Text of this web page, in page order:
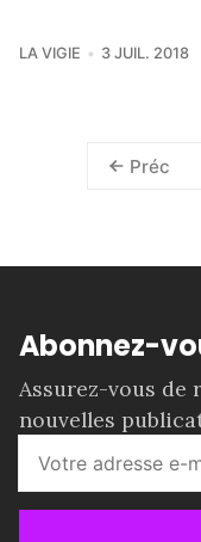
LA VIGIE 3 JUIL. 2018
Préc
Abonnez-
Assurez-vous de
nouvelles